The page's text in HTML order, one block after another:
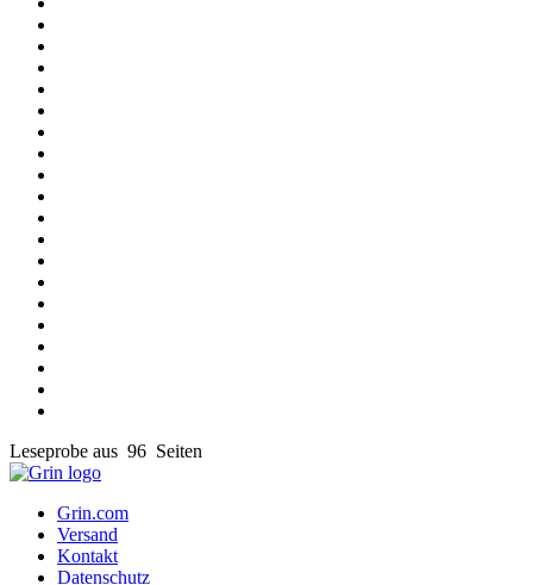
Leseprobe aus 96 Seiten
Grin.com
Versand
Kontakt
Datenschutz